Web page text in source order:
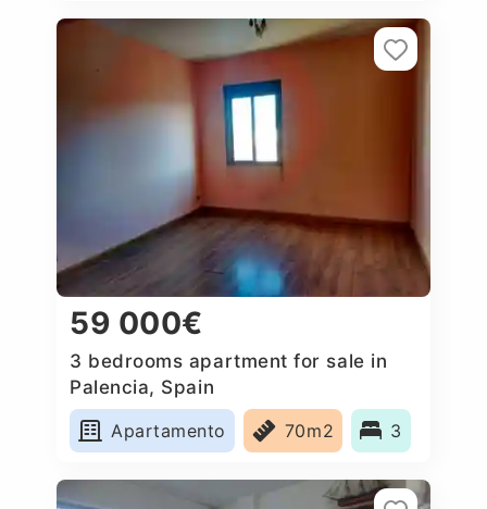
59 000€
3 bedrooms apartment for sale in
Palencia, Spain
Apartamento
70m2 3